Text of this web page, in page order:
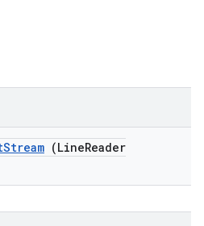
Stream (LineReader